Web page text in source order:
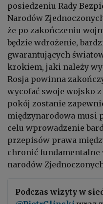
posiedzeniu Rady
Narodów
że po zakończeniu
będzie wdrożenie,
gwarantujących
krokiem, jaki należy
Rosja powinna
wycofać swoje wojsko
pokój zostanie
międzynarodowa musi
celu wprowadzenie
przepisów prawa
chronić fundamentalne
narodów
Podczas wizyty w